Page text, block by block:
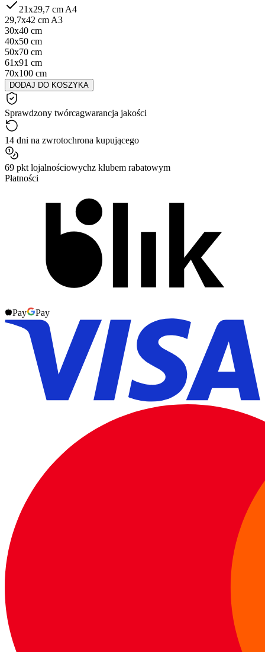
21x29,7 cm A4
29,7x42 cm A3
30x40 cm
40x50 cm
50x70 cm
61x91 cm
70x100 cm
DODAJ DO KOSZYKA
Sprawdzony twórcagwarancja jakości
14 dni na zwrotochrona kupującego
69 pkt lojalnościowychz klubem rabatowym
Płatności
Pay Pay